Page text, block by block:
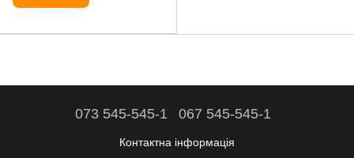
073 545-545-1 067 545-545-1
Контактна інформація